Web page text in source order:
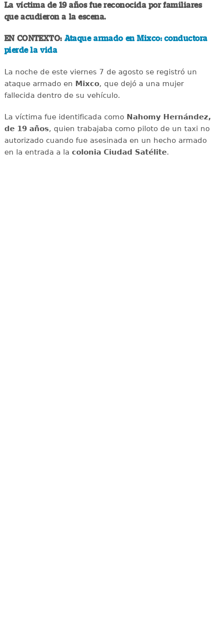
La víctima de 19 años fue reconocida por familiares
que acudieron a la escena.
EN CONTEXTO: Ataque armado en Mixco: conductora
pierde la vida
La noche de este viernes 7 de agosto se registró un
ataque armado en Mixco, que dejó a una mujer
fallecida dentro de su vehículo.
La víctima fue identificada como Nahomy Hernández,
de 19 años, quien trabajaba como piloto de un taxi no
autorizado cuando fue asesinada en un hecho armado
en la entrada a la colonia Ciudad Satélite.